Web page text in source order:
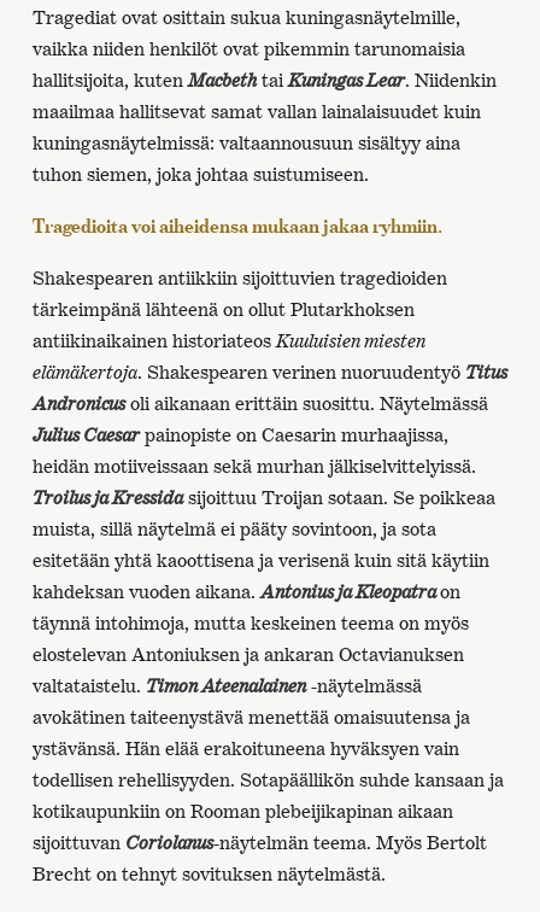
Tragediat ovat osittain sukua kuningasnäytelmille,
vaikka niiden henkilöt ovat pikemmin tarunomaisia
hallitsijoita, kutenMacbethtaiKuningas Lear. Niidenkin
maailmaa hallitsevat samat vallan lainalaisuudet kuin
kuningasnäytelmissä: valtaannousuun sisältyy aina
tuhon siemen, joka johtaa suistumiseen.
Tragedioita voi aiheidensa mukaan jakaa ryhmiin.
Shakespearen antiikkiin sijoittuvien tragedioiden
tärkeimpänä lähteenä on ollut Plutarkhoksen
antiikinaikainen historiateos Kuuluisien miesten
elämäkertoja. Shakespearen verinen nuoruudentyö Titus
Andronicusoli aikanaan erittäin suosittu. Näytelmässä
Julius Caesarpainopiste on Caesarin murhaajissa,
heidän motiiveissaan sekä murhan jälkiselvittelyissä.
Troilus ja Kressidasijoittuu Troijan sotaan. Se poikkeaa
muista, sillä näytelmä ei pääty sovintoon, ja sota
esitetään yhtä kaoottisena ja verisenä kuin sitä käytiin
kahdeksan vuoden aikana. Antonius ja Kleopatraon
täynnä intohimoja, mutta keskeinen teema on myös
elostelevan Antoniuksen ja ankaran Octavianuksen
valtataistelu. Timon Ateenalainen-näytelmässä
avokätinen taiteenystävä menettää omaisuutensa ja
ystävänsä. Hän elää erakoituneena hyväksyen vain
todellisen rehellisyyden. Sotapäällikön suhde kansaan ja
kotikaupunkiin on Rooman plebeijikapinan aikaan
sijoittuvan Coriolanus-näytelmän teema. Myös Bertolt
Brecht on tehnyt sovituksen näytelmästä.